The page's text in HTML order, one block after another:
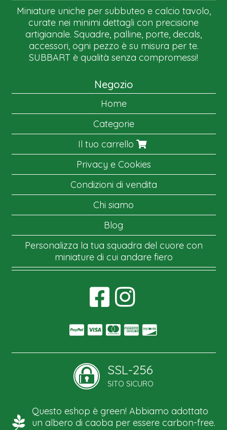
Miniature uniche per subbuteo e calcio tavolo,
curate nei minimi dettagli con precisione
artigianale. Squadre, palline, porte, decals,
accessori, ogni pezzo è su misura per te.
SUBBART è qualità senza compromessi!
Negozio
Home
Categorie
Il tuo carrello
Privacy e Cookies
Condizioni di vendita
Chi siamo
Blog
Personalizza la tua squadra del cuore con
miniature di cui andare fiero
SSL-256
SITO SICURO
Questo eshop è green! Abbiamo adottato
un albero di caoba per essere carbon-free.